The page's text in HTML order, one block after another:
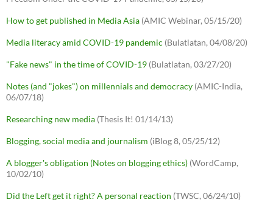
How to get published in Media Asia (AMIC Webinar, 05/15/20)
Media literacy amid COVID-19 pandemic (Bulatlatan, 04/08/20)
"Fake news" in the time of COVID-19 (Bulatlatan, 03/27/20)
Notes (and "jokes") on millennials and democracy (AMIC-India,
06/07/18)
Researching new media (Thesis It! 01/14/13)
Blogging, social media and journalism (iBlog 8, 05/25/12)
A blogger's obligation (Notes on blogging ethics) (WordCamp,
10/02/10)
Did the Left get it right? A personal reaction (TWSC, 06/24/10)